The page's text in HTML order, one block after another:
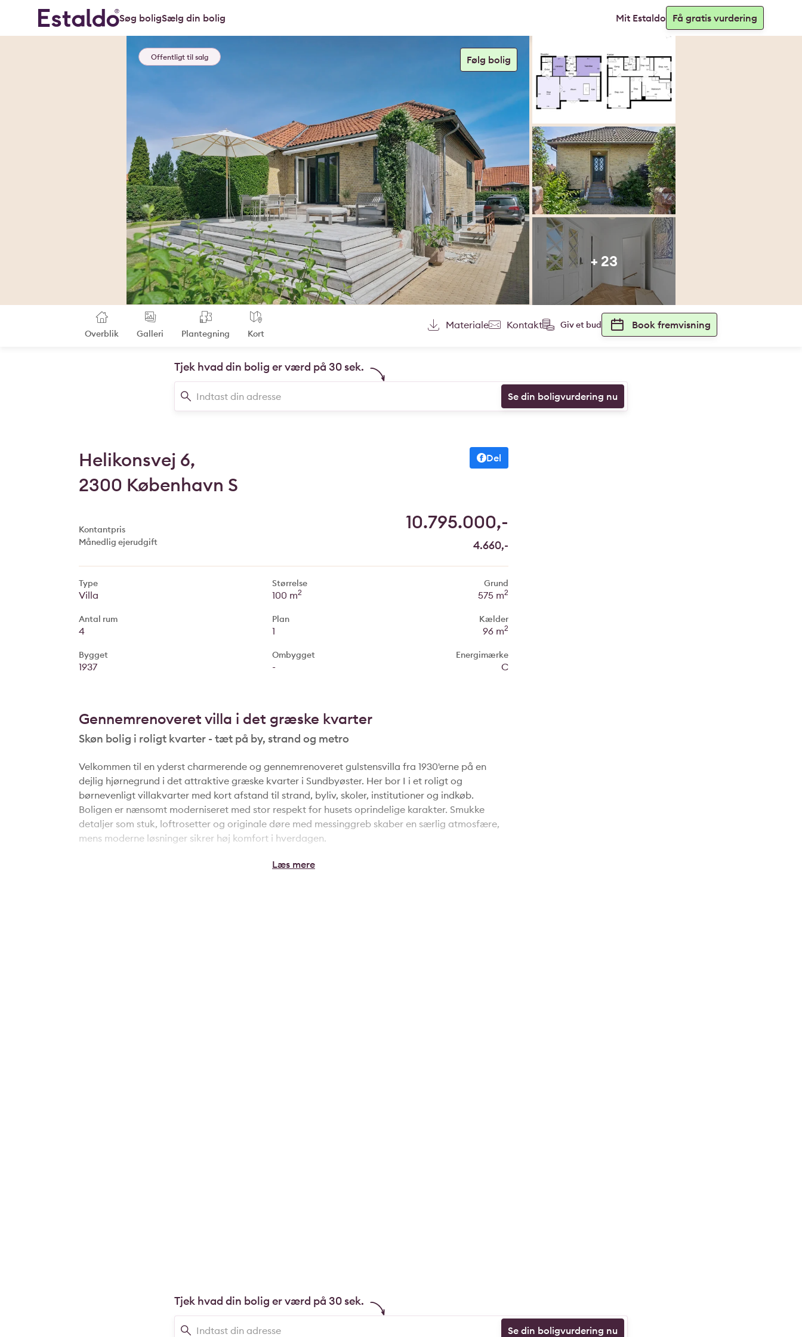
Søg boligSælg din bolig Mit Estaldo Få gratis vurdering
Offentligt til salg
+ 23
Overblik Galleri Plantegning Kort
Materiale Kontakt Giv et bud Book fremvisning
Tjek hvad din bolig er værd på 30 sek.
Se din boligvurdering nu
Helikonsvej 6,
2300 København S
Del
Kontantpris 10.795.000,-
Månedlig ejerudgift 4.660,-
Type
Villa
Antal rum
4
Bygget
1937
Størrelse
100 m2
Plan
1
Ombygget
-
Grund
575 m2
Kælder
96 m2
Energimærke
C
Gennemrenoveret villa i det græske kvarter
Skøn bolig i roligt kvarter - tæt på by, strand og metro
Velkommen til en yderst charmerende og gennemrenoveret gulstensvilla fra 1930'erne på en
dejlig hjørnegrund i det attraktive græske kvarter i Sundbyøster. Her bor I i et roligt og
børnevenligt villakvarter med kort afstand til strand, byliv, skoler, institutioner og indkøb.
Boligen er nænsomt moderniseret med stor respekt for husets oprindelige karakter. Smukke
detaljer som stuk, loftrosetter og originale døre med messinggreb skaber en særlig atmosfære,
mens moderne løsninger sikrer høj komfort i hverdagen.
der fungerer som husets naturlige samlingspunkt. Herfra er der direkte udgang til den store
Tjek hvad din bolig er værd på 30 sek.
Se din boligvurdering nu